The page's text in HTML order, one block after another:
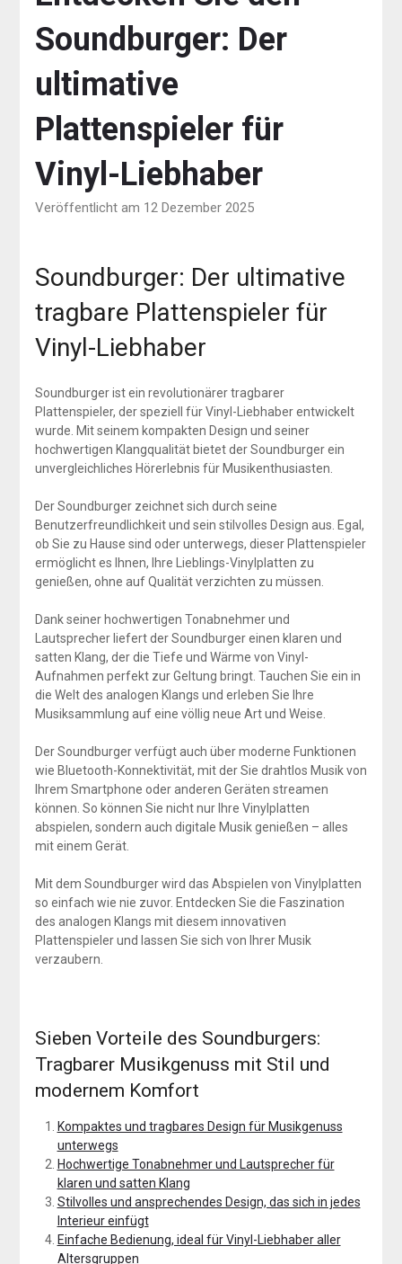
Soundburger: Der
ultimative
Plattenspieler für
Vinyl-Liebhaber
Veröffentlicht am 12 Dezember 2025
Soundburger: Der ultimative
tragbare Plattenspieler für
Vinyl-Liebhaber
Soundburger ist ein revolutionärer tragbarer
Plattenspieler, der speziell für Vinyl-Liebhaber entwickelt
wurde. Mit seinem kompakten Design und seiner
hochwertigen Klangqualität bietet der Soundburger ein
unvergleichliches Hörerlebnis für Musikenthusiasten.
Der Soundburger zeichnet sich durch seine
Benutzerfreundlichkeit und sein stilvolles Design aus. Egal,
ob Sie zu Hause sind oder unterwegs, dieser Plattenspieler
ermöglicht es Ihnen, Ihre Lieblings-Vinylplatten zu
genießen, ohne auf Qualität verzichten zu müssen.
Dank seiner hochwertigen Tonabnehmer und
Lautsprecher liefert der Soundburger einen klaren und
satten Klang, der die Tiefe und Wärme von Vinyl-
Aufnahmen perfekt zur Geltung bringt. Tauchen Sie ein in
die Welt des analogen Klangs und erleben Sie Ihre
Musiksammlung auf eine völlig neue Art und Weise.
Der Soundburger verfügt auch über moderne Funktionen
wie Bluetooth-Konnektivität, mit der Sie drahtlos Musik von
Ihrem Smartphone oder anderen Geräten streamen
können. So können Sie nicht nur Ihre Vinylplatten
abspielen, sondern auch digitale Musik genießen – alles
mit einem Gerät.
Mit dem Soundburger wird das Abspielen von Vinylplatten
so einfach wie nie zuvor. Entdecken Sie die Faszination
des analogen Klangs mit diesem innovativen
Plattenspieler und lassen Sie sich von Ihrer Musik
verzaubern.
Sieben Vorteile des Soundburgers:
Tragbarer Musikgenuss mit Stil und
modernem Komfort
Kompaktes und tragbares Design für Musikgenuss
unterwegs
Hochwertige Tonabnehmer und Lautsprecher für
klaren und satten Klang
Stilvolles und ansprechendes Design, das sich in jedes
Interieur einfügt
Einfache Bedienung, ideal für Vinyl-Liebhaber aller
Altersgruppen